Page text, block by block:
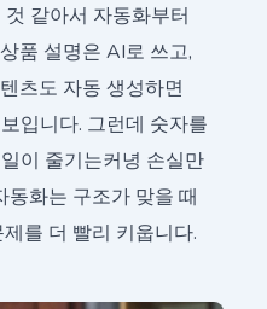
같아서 자동화부터
품 설명은 AI로 쓰고,
츠도 자동 생성하면
입니다. 그런데 숫자를
이 줄기는커녕 손실만
동화는 구조가 맞을 때
를 더 빨리 키웁니다.